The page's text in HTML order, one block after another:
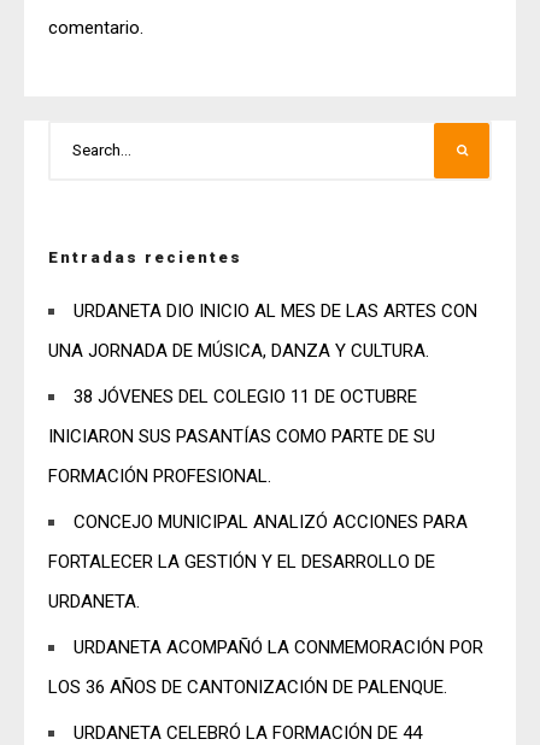
comentario.
Entradas recientes
URDANETA DIO INICIO AL MES DE LAS ARTES CON
UNA JORNADA DE MÚSICA, DANZA Y CULTURA.
38 JÓVENES DEL COLEGIO 11 DE OCTUBRE
INICIARON SUS PASANTÍAS COMO PARTE DE SU
FORMACIÓN PROFESIONAL.
CONCEJO MUNICIPAL ANALIZÓ ACCIONES PARA
FORTALECER LA GESTIÓN Y EL DESARROLLO DE
URDANETA.
URDANETA ACOMPAÑÓ LA CONMEMORACIÓN POR
LOS 36 AÑOS DE CANTONIZACIÓN DE PALENQUE.
URDANETA CELEBRÓ LA FORMACIÓN DE 44